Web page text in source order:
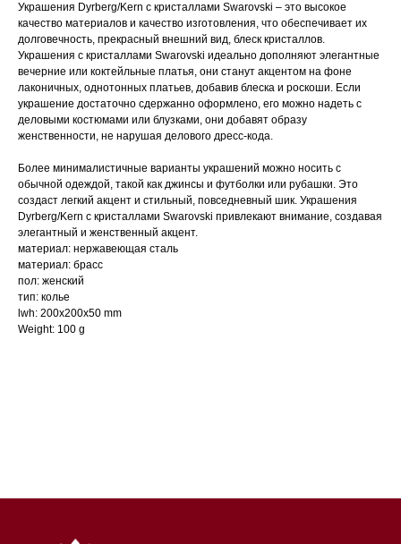
Украшения Dyrberg/Kern с кристаллами Swarovski – это высокое
качество материалов и качество изготовления, что обеспечивает их
долговечность, прекрасный внешний вид, блеск кристаллов.
Украшения с кристаллами Swarovski идеально дополняют элегантные
вечерние или коктейльные платья, они станут акцентом на фоне
лаконичных, однотонных платьев, добавив блеска и роскоши. Если
украшение достаточно сдержанно оформлено, его можно надеть с
деловыми костюмами или блузками, они добавят образу
женственности, не нарушая делового дресс-кода.
Более минималистичные варианты украшений можно носить с
обычной одеждой, такой как джинсы и футболки или рубашки. Это
создаст легкий акцент и стильный, повседневный шик. Украшения
Dyrberg/Kern с кристаллами Swarovski привлекают внимание, создавая
элегантный и женственный акцент.
материал: нержавеющая сталь
материал: брасс
пол: женский
тип: колье
lwh: 200x200x50 mm
Weight: 100 g